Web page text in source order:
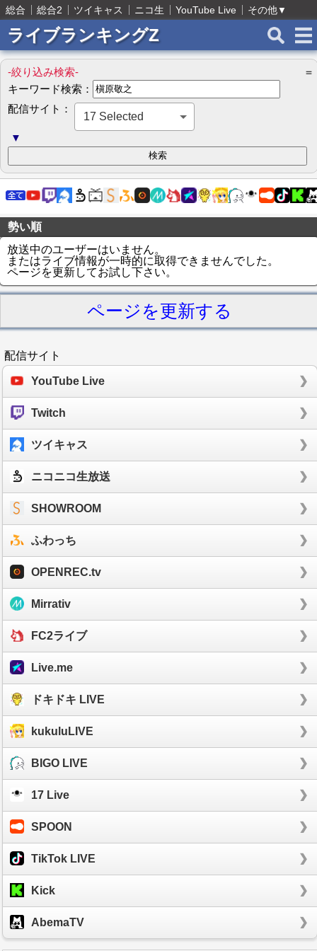
総合 総合2 ツイキャス ニコ生 YouTube Live その他▼
ライブランキングZ
-絞り込み検索-
＝
キーワード検索：
配信サイト：
17 Selected
▼
勢い順
放送中のユーザーはいません。
またはライブ情報が一時的に取得できませんでした。
ページを更新してお試し下さい。
ページを更新する
配信サイト
YouTube Live
Twitch
ツイキャス
ニコニコ生放送
SHOWROOM
ふわっち
OPENREC.tv
Mirrativ
FC2ライブ
Live.me
ドキドキ LIVE
kukuluLIVE
BIGO LIVE
17 Live
SPOON
TikTok LIVE
Kick
AbemaTV